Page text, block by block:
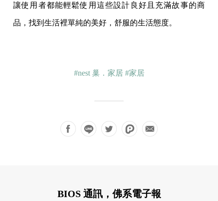
讓使用者都能輕鬆使用這些設計良好且充滿故事的商
品，找到生活裡單純的美好，舒服的生活態度。
#nest 巢．家居 #家居
BIOS 通訊，佛系電子報